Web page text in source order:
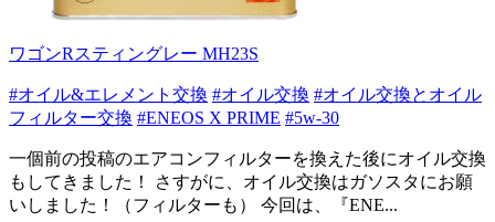
ワゴンRスティングレー MH23S
#オイル&エレメント交換 #オイル交換 #オイル交換とオイル
フィルター交換 #ENEOS X PRIME #5w-30
一個前の投稿のエアコンフィルターを換えた後にオイル交換
もしてきました！ さすがに、オイル交換はガソスタにお願
いしました！（フィルターも） 今回は、『ENE...